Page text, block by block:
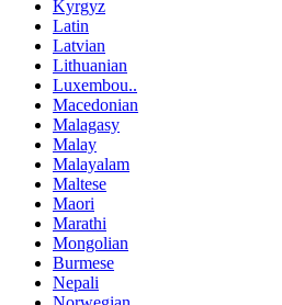
Kyrgyz
Latin
Latvian
Lithuanian
Luxembou..
Macedonian
Malagasy
Malay
Malayalam
Maltese
Maori
Marathi
Mongolian
Burmese
Nepali